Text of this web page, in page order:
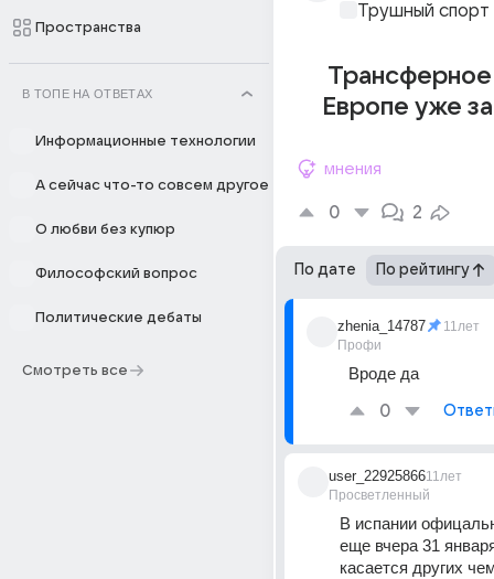
Пространства
В ТОПЕ НА ОТВЕТАХ
Информационные технологии
А сейчас что-то совсем другое
О любви без купюр
Философский вопрос
Политические дебаты
Смотреть все
Трушный спорт
Трансферное
Европе уже
мнения
0 2
По дате По рейтингу
zhenia_14787
Профи
11лет
Вроде да
0
user_22925866
Просветленный
11лет
В испании
еще вчера 31
касается других